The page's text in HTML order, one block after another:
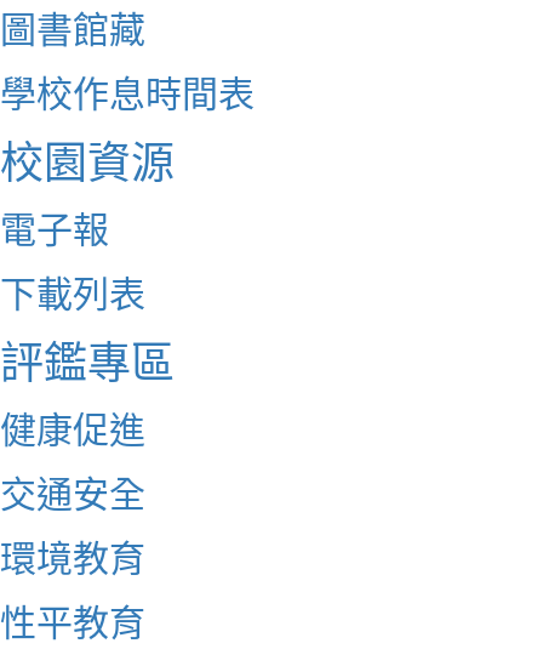
圖書館藏
學校作息時間表
校園資源
電子報
下載列表
評鑑專區
健康促進
交通安全
環境教育
性平教育